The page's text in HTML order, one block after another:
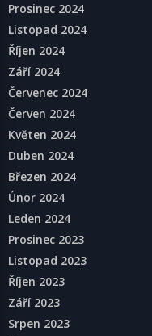
Prosinec 2024
Listopad 2024
Říjen 2024
Září 2024
Červenec 2024
Červen 2024
Květen 2024
Duben 2024
Březen 2024
Únor 2024
Leden 2024
Prosinec 2023
Listopad 2023
Říjen 2023
Září 2023
Srpen 2023